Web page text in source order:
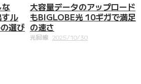
ル
選び
大容量データのアップロード
もBIGLOBE光 10ギガで満足
の速さ
光回線 2025/10/30